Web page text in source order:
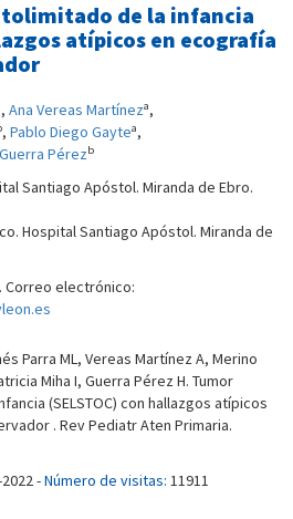
de la infancia
atípicos en ecografía
, Ana Vereas Martíneza,
, Pablo Diego Gaytea,
Pérezb
Santiago Apóstol. Miranda de Ebro.
Hospital Santiago Apóstol. Miranda de
Correo electrónico:
Parra ML, Vereas Martínez A, Merino
Miha I, Guerra Pérez H. Tumor
(SELSTOC) con hallazgos atípicos
. Rev Pediatr Aten Primaria.
-Número de visitas: 11911